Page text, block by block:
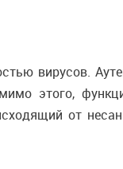
вирусов.
этого,
от